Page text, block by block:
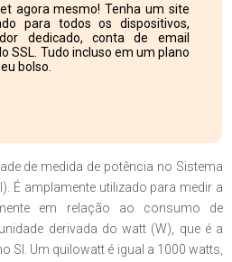
agora mesmo! Tenha um site
para todos os dispositivos,
dedicado, conta de email
SSL. Tudo incluso em um plano
bolso.
de medida de potência no Sistema
É amplamente utilizado para medir a
em relação ao consumo de
derivada do watt (W), que é a
SI. Um quilowatt é igual a 1000 watts,